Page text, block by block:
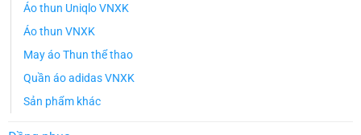
Áo thun Uniqlo VNXK
Áo thun VNXK
May áo Thun thể thao
Quần áo adidas VNXK
Sản phẩm khác